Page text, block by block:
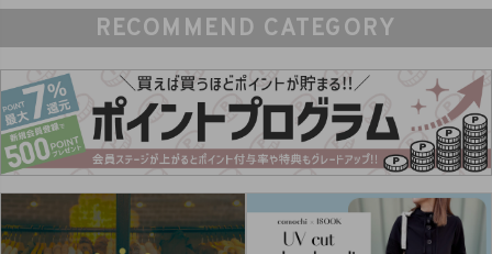
RECOMMEND CATEGORY